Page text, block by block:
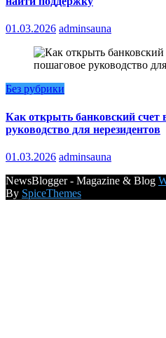
01.03.2026 adminsauna
Без рубрики
Как открыть банковский
руководство для нерезидентов
01.03.2026 adminsauna
NewsBlogger - Magazine & Blog
By SpiceThemes